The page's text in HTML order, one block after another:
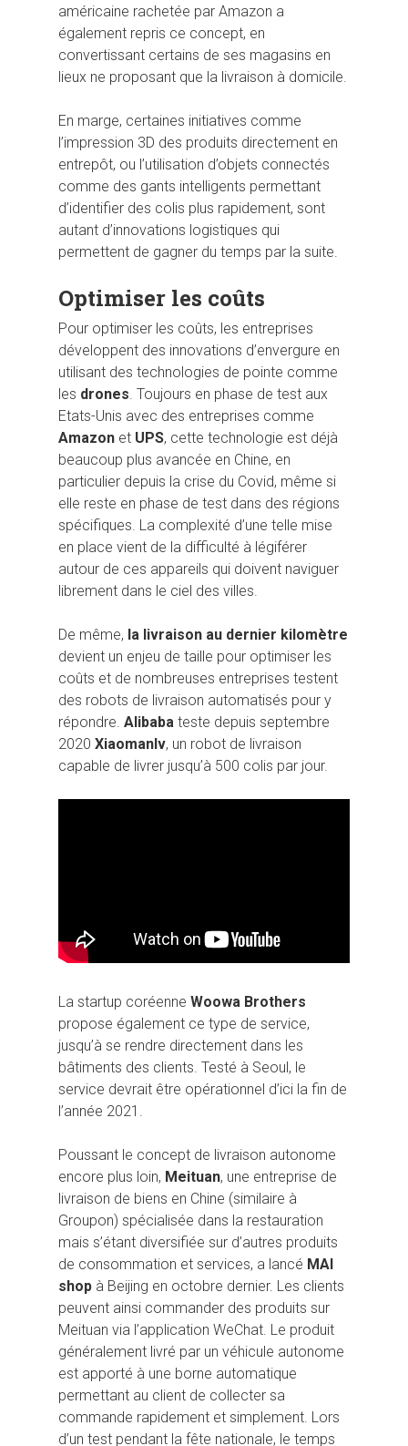
américaine rachetée par Amazon a
également repris ce concept, en
convertissant certains de ses magasins en
lieux ne proposant que la livraison à domicile.
En marge, certaines initiatives comme
l’impression 3D des produits directement en
entrepôt, ou l’utilisation d’objets connectés
comme des gants intelligents permettant
d’identifier des colis plus rapidement, sont
autant d’innovations logistiques qui
permettent de gagner du temps par la suite.
Optimiser les coûts
Pour optimiser les coûts, les entreprises
développent des innovations d’envergure en
utilisant des technologies de pointe comme
les drones. Toujours en phase de test aux
Etats-Unis avec des entreprises comme
Amazon et UPS, cette technologie est déjà
beaucoup plus avancée en Chine, en
particulier depuis la crise du Covid, même si
elle reste en phase de test dans des régions
spécifiques. La complexité d’une telle mise
en place vient de la difficulté à légiférer
autour de ces appareils qui doivent naviguer
librement dans le ciel des villes.
De même, la livraison au dernier kilomètre
devient un enjeu de taille pour optimiser les
coûts et de nombreuses entreprises testent
des robots de livraison automatisés pour y
répondre. Alibaba teste depuis septembre
2020 Xiaomanlv, un robot de livraison
capable de livrer jusqu’à 500 colis par jour.
La startup coréenne Woowa Brothers
propose également ce type de service,
jusqu’à se rendre directement dans les
bâtiments des clients. Testé à Seoul, le
service devrait être opérationnel d’ici la fin de
l’année 2021.
Poussant le concept de livraison autonome
encore plus loin, Meituan, une entreprise de
livraison de biens en Chine (similaire à
Groupon) spécialisée dans la restauration
mais s’étant diversifiée sur d’autres produits
de consommation et services, a lancé MAI
shop à Beijing en octobre dernier. Les clients
peuvent ainsi commander des produits sur
Meituan via l’application WeChat. Le produit
généralement livré par un véhicule autonome
est apporté à une borne automatique
permettant au client de collecter sa
commande rapidement et simplement. Lors
d’un test pendant la fête nationale, le temps